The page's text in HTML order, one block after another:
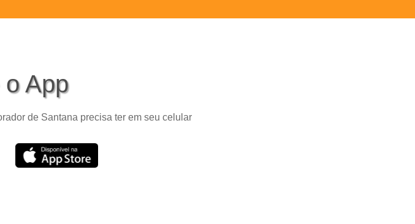
App
de Santana precisa ter em seu celular